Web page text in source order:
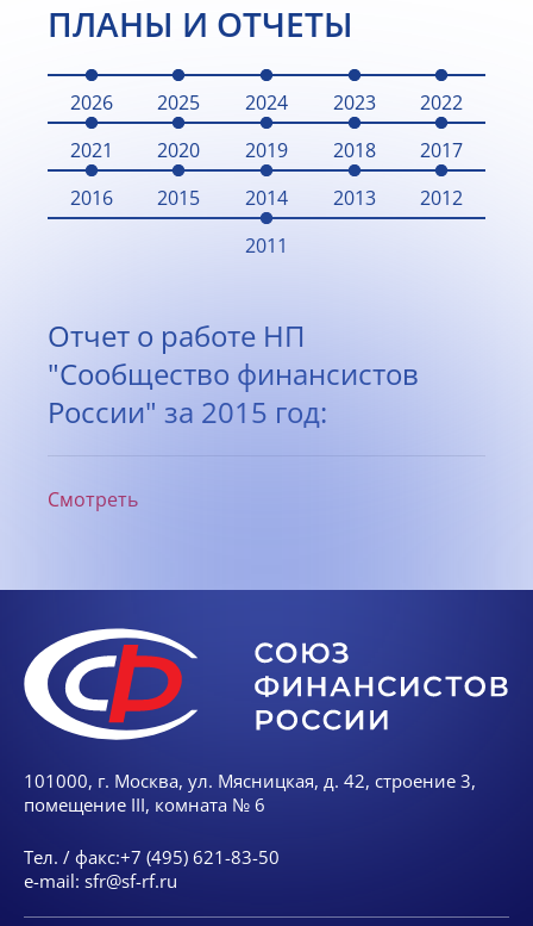
ПЛАНЫ И ОТЧЕТЫ
2026 2025 2024 2023
2022
2021
2020 2019 2018
2017
2016
2015 2014 2013
2012
2011
Отчет о работе НП
"Сообщество финансистов
России" за 2015 год:
Смотреть
101000, г. Москва, ул. Мясницкая, д. 42, строение 3,
помещение III, комната № 6
Тел. / факс:+7 (495) 621-83-50
e-mail: sfr@sf-rf.ru